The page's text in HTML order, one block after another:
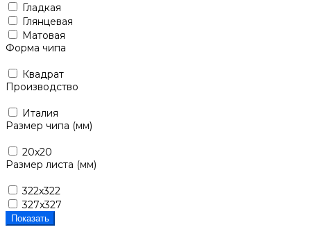
Гладкая
Глянцевая
Матовая
Форма чипа
Квадрат
Производство
Италия
Размер чипа (мм)
20x20
Размер листа (мм)
322x322
327x327
Показать